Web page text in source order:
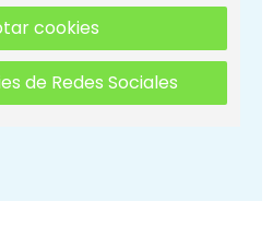
cookies
de Redes Sociales